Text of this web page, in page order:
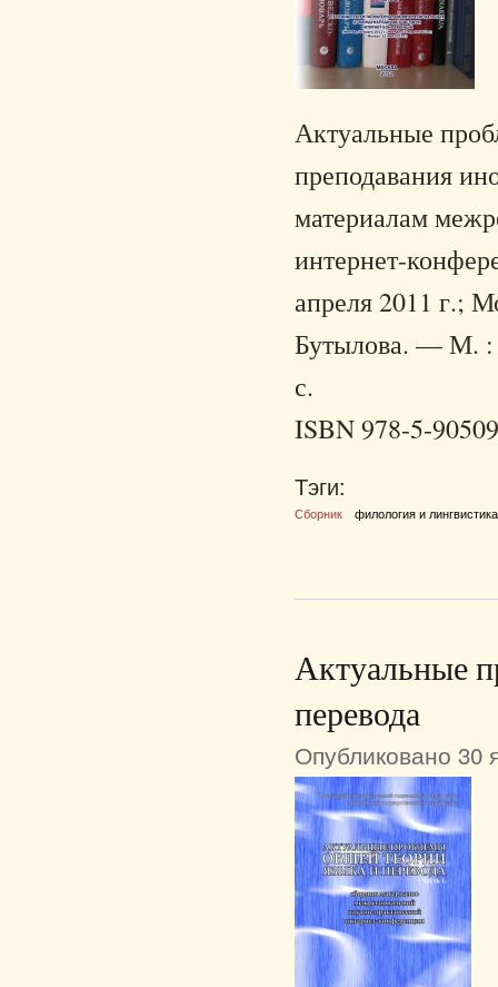
Актуальные
преподавания
материалам
интернет-
апреля 2011 г.;
Бутылова. — М. :
с.
ISBN 978-5-
Тэги:
Сборник филология и лингвистика
Актуальные
перевода
Опубликовано 30